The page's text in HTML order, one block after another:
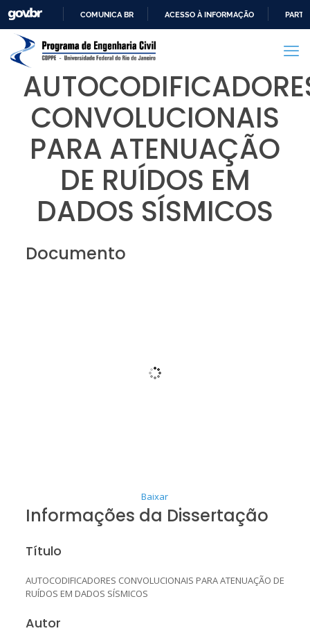
PARA
CONTEÚDO
COMUNICA BR ACESSO À INFORMAÇÃO
CONVOLUCIONAIS
PARA ATENUAÇÃO
DE RUÍDOS EM
DADOS SÍSMICOS
Documento
Baixar
Informações da Dissertação
Título
AUTOCODIFICADORES CONVOLUCIONAIS PARA ATENUAÇÃO DE
RUÍDOS EM DADOS SÍSMICOS
Autor